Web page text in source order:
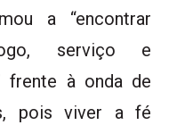
a “encontrar
serviço e
frente à onda de
pois viver a fé